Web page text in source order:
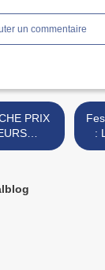
un commentaire
Les livres
: